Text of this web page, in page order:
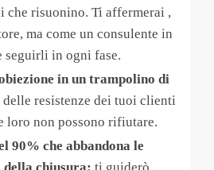
che risuonino. Ti affermerai ,
ma come un consulente in
seguirli in ogni fase.
in un trampolino di
resistenze dei tuoi clienti
loro non possono rifiutare.
90% che abbandona le